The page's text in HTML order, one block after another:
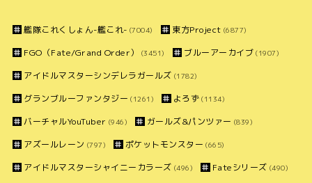
艦隊これくしょん-艦これ- (7004) 東方Project (6877)
FGO（Fate/Grand Order） (3451) ブルーアーカイブ (1907)
アイドルマスターシンデレラガールズ (1782)
グランブルーファンタジー (1261) よろず (1134)
バーチャルYouTuber (946) ガールズ&パンツァー (839)
アズールレーン (797) ポケットモンスター (665)
アイドルマスターシャイニーカラーズ (496) Fateシリーズ (490)